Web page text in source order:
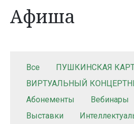
Афиша
Все
ПУШКИНСКАЯ
ВИРТУАЛЬНЫЙ
Абонементы
Вебинары
Выставки